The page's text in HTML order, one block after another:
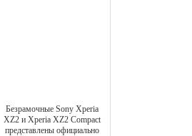
Безрамочные Sony Xperia
XZ2 и Xperia XZ2 Compact
представлены официально